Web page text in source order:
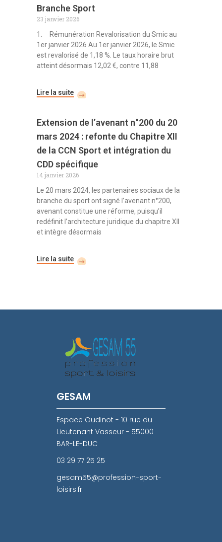
Branche Sport
23 janvier 2026
1. Rémunération Revalorisation du Smic au
1er janvier 2026 Au 1er janvier 2026, le Smic
est revalorisé de 1,18 %. Le taux horaire brut
atteint désormais 12,02 €, contre 11,88
Lire la suite
Extension de l’avenant n°200 du 20
mars 2024 : refonte du Chapitre XII
de la CCN Sport et intégration du
CDD spécifique
14 janvier 2026
Le 20 mars 2024, les partenaires sociaux de la
branche du sport ont signé l’avenant n°200,
avenant constitue une réforme, puisqu’il
redéfinit l’architecture juridique du chapitre XII
et intègre désormais
Lire la suite
GESAM
Espace Oudinot - 10 rue du
Lieutenant Vasseur - 55000
BAR-LE-DUC
03 29 77 25 25
gesam55@profession-sport-
loisirs.fr